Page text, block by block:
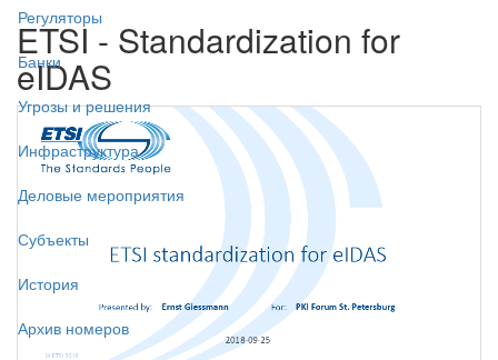
Регуляторы
Банки
Угрозы и решения
Инфраструктура
Деловые мероприятия
Субъекты
История
Архив номеров
ETSI - Standardization for
eIDAS